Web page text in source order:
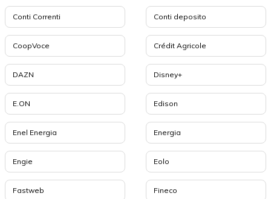
Conti Correnti Conti deposito
CoopVoce Crédit Agricole
DAZN Disney+
E.ON Edison
Enel Energia Energia
Engie Eolo
Fastweb Fineco